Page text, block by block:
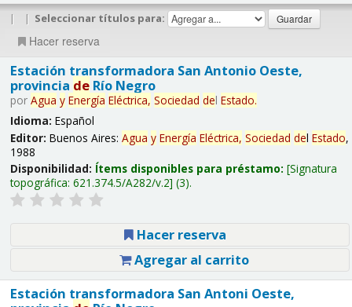
| | Seleccionar títulos para:
Hacer reserva
Estación transformadora San Antonio Oeste,
provincia deRío Negro
por Agua y Energía Eléctrica, Sociedad del Estado.
Idioma: Español
Editor: Buenos Aires: Agua y Energía Eléctrica, Sociedad del Estado,
1988
Disponibilidad: Ítems disponibles para préstamo: Signatura
topográfica: 621.374.5/A282/v.2 (3).
Hacer reserva
Agregar al carrito
Estación transformadora San Antoni Oeste,